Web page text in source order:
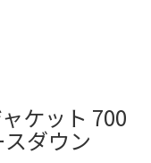
ケット 700
ダウン